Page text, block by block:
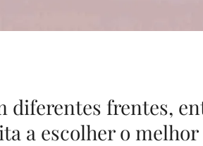
diferentes frentes,
a escolher o melhor